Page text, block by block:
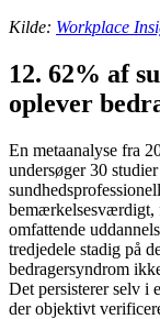
Kilde: Workplace
12. 62% af
oplever
En metaanalyse fra
undersøger 30
bemærkelsesværdigt,
omfattende
tredjedele stadig på
bedragersyndrom
Det persisterer selv i
der objektivt